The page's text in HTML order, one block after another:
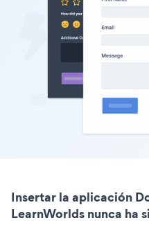
Insertar la aplicación
LearnWorlds nunca ha